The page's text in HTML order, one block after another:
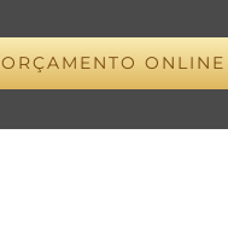
ORÇAMENTO ONLINE